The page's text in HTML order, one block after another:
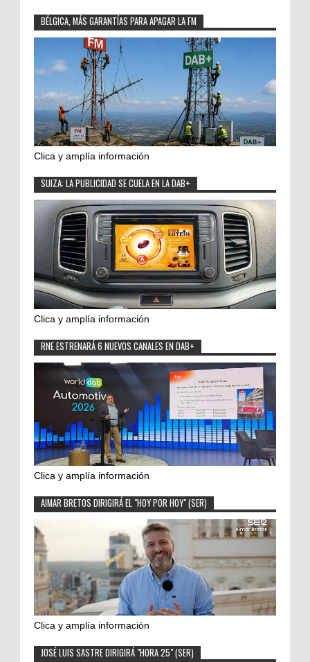
BÉLGICA, MÁS GARANTÍAS PARA APAGAR LA FM
Clica y amplía información
SUIZA: LA PUBLICIDAD SE CUELA EN LA DAB+
Clica y amplía información
RNE ESTRENARÁ 6 NUEVOS CANALES EN DAB+
Clica y amplía información
AIMAR BRETOS DIRIGIRÁ EL "HOY POR HOY" (SER)
Clica y amplía información
JOSÉ LUIS SASTRE DIRIGIRÁ "HORA 25" (SER)